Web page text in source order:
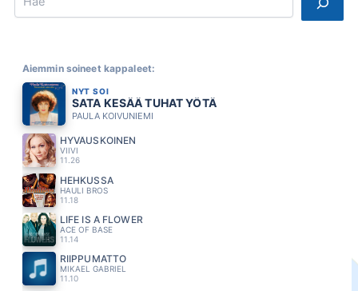
Aiemmin soineet kappaleet:
NYT SOI
SATA KESÄÄ TUHAT YÖTÄ
PAULA KOIVUNIEMI
HYVÄUSKOINEN
VIIVI
11.26
HEHKUSSA
HAULI BROS
11.18
LIFE IS A FLOWER
ACE OF BASE
11.14
RIIPPUMATTO
MIKAEL GABRIEL
11.10